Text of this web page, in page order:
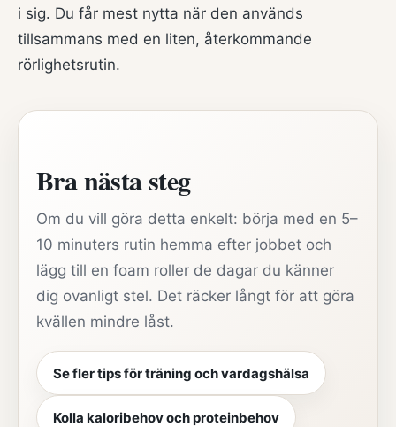
i sig. Du får mest nytta när den används
tillsammans med en liten, återkommande
rörlighetsrutin.
Bra nästa steg
Om du vill göra detta enkelt: börja med en 5–
10 minuters rutin hemma efter jobbet och
lägg till en foam roller de dagar du känner
dig ovanligt stel. Det räcker långt för att göra
kvällen mindre låst.
Se fler tips för träning och vardagshälsa
Kolla kaloribehov och proteinbehov